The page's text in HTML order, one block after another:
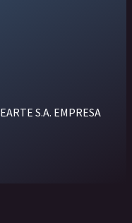
S.A. EMPRESA